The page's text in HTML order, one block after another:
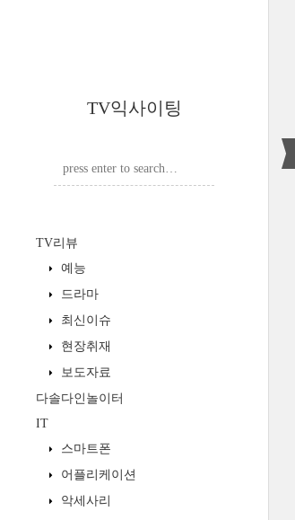
TV익사이팅
TV리뷰
예능
드라마
최신이슈
현장취재
보도자료
다솔다인놀이터
IT
스마트폰
어플리케이션
악세사리